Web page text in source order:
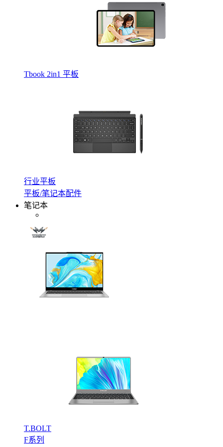
Tbook 2in1 平板
行业平板
平板/笔记本配件
笔记本
T.BOLT
F系列